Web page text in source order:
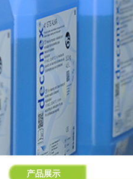
产品展示